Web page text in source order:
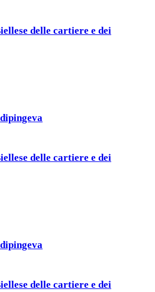
delle cartiere e dei
delle cartiere e dei
delle cartiere e dei